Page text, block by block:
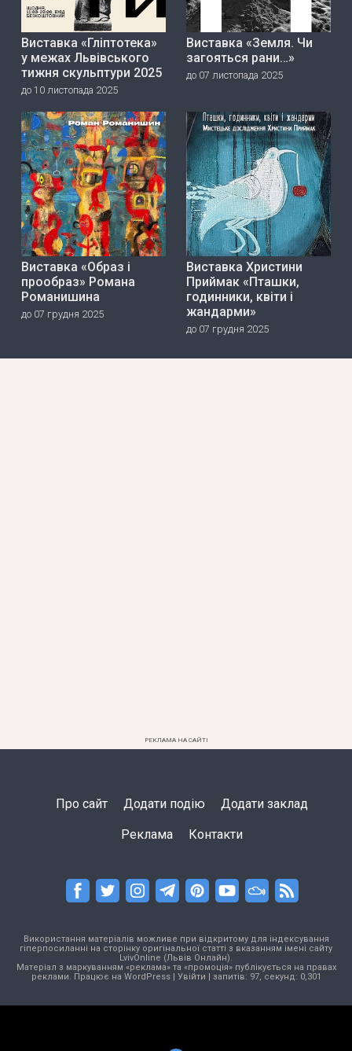
Виставка «Гліптотека»
у межах Львівського
тижня скульптури 2025
до 10 листопада 2025
Виставка «Земля. Чи
загояться рани…»
до 07 листопада 2025
Виставка «Образ і
прообраз» Романа
Романишина
до 07 грудня 2025
Виставка Христини
Приймак «Пташки,
годинники, квіти і
жандарми»
до 07 грудня 2025
РЕКЛАМА НА САЙТІ
Про сайт Додати подію Додати заклад
Реклама Контакти
Використання матеріалів можливе при відкритому для індексування
гіперпосиланні на сторінку оригінальної статті з вказанням імені сайту
LvivOnline (Львів Онлайн).
Матеріал з маркуванням «реклама» та «промоція» публікується на правах
реклами. Працює на WordPress| Увійти | запитів: 97, секунд: 0,301